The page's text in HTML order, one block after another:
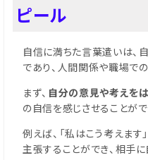
ピール
自信に満ちた言葉遣いは、
であり、人間関係や職場で
まず、 自分の意見や考えを
の自信を感じさせることがで
例えば、「私はこう考えます
主張することができ、相手